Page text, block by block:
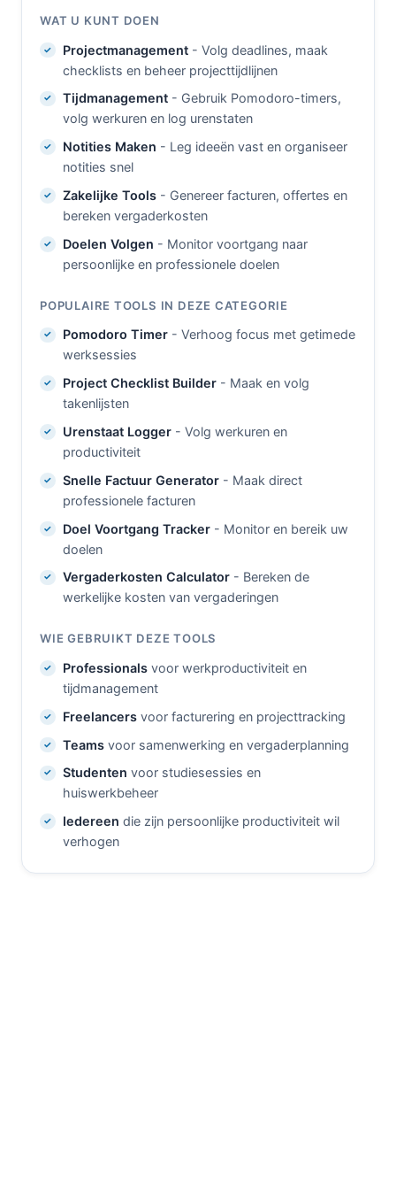
WAT U KUNT DOEN
Projectmanagement- Volg deadlines, maak
checklists en beheer projecttijdlijnen
Tijdmanagement- Gebruik Pomodoro-timers,
volg werkuren en log urenstaten
Notities Maken - Leg ideeën vast en organiseer
notities snel
Zakelijke Tools- Genereer facturen, offertes en
bereken vergaderkosten
Doelen Volgen - Monitor voortgang naar
persoonlijke en professionele doelen
POPULAIRE TOOLS IN DEZE CATEGORIE
Pomodoro Timer- Verhoog focus met getimede
werksessies
Project Checklist Builder- Maak en volg
takenlijsten
Urenstaat Logger- Volg werkuren en
productiviteit
Snelle Factuur Generator- Maak direct
professionele facturen
Doel Voortgang Tracker- Monitor en bereik uw
doelen
Vergaderkosten Calculator- Bereken de
werkelijke kosten van vergaderingen
WIE GEBRUIKT DEZE TOOLS
Professionalsvoor werkproductiviteit en
tijdmanagement
Freelancersvoor facturering en projecttracking
Teamsvoor samenwerking en vergaderplanning
Studenten voor studiesessies en
huiswerkbeheer
Iedereen die zijn persoonlijke productiviteit wil
verhogen